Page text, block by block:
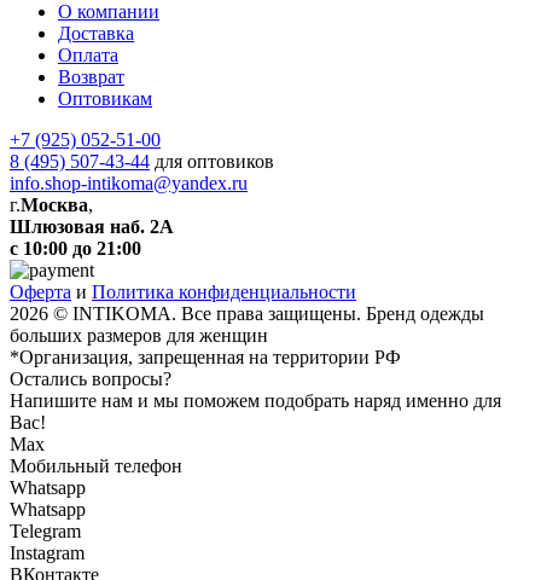
О компании
Доставка
Оплата
Возврат
Оптовикам
+7 (925) 052-51-00
8 (495) 507-43-44 для оптовиков
info.shop-intikoma@yandex.ru
г.Москва,
Шлюзовая наб. 2А
с 10:00 до 21:00
Оферта и Политика конфиденциальности
2026 © INTIKOMA. Все права защищены. Бренд одежды
больших размеров для женщин
*Организация, запрещенная на территории РФ
Остались вопросы?
Напишите нам и мы поможем подобрать наряд именно для
Вас!
Max
Мобильный телефон
Whatsapp
Whatsapp
Telegram
Instagram
ВКонтакте